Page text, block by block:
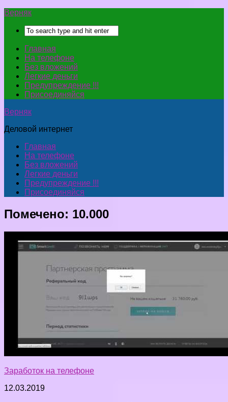
Верняк
Главная
На телефоне
Без вложений
Легкие деньги
Предупреждение !!!
Присоединяйся
Верняк
Деловой интернет
Главная
На телефоне
Без вложений
Легкие деньги
Предупреждение !!!
Присоединяйся
Помечено: 10.000
Заработок на телефоне
12.03.2019